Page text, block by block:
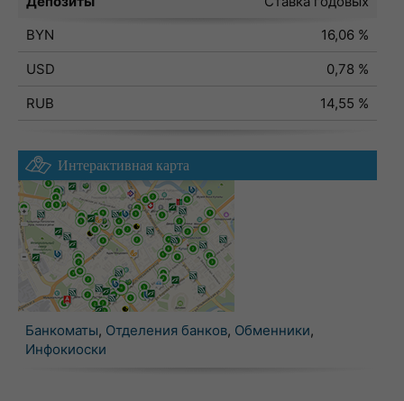
BYN
16,06 %
USD
0,78 %
RUB
14,55 %
Интерактивная карта
Банкоматы, Отделения банков, Обменники,
Инфокиоски